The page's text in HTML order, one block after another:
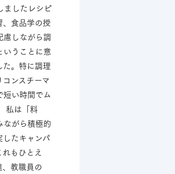
ましたレシピ
食品学の授
慮しながら調
うことに意
。特に調理
ンスチーマ
い時間でム
私は「料
がら積極的
たキャンパ
もひとえ
教職員の